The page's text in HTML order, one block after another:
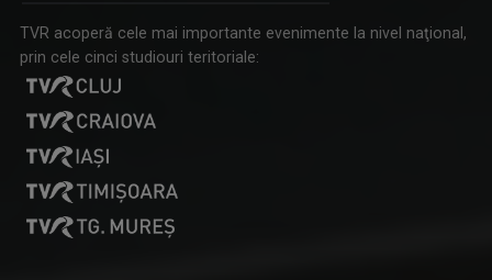
Un talk-show difuzat de luni până vineri de ...
COSTIN MIRON
Lucrează în Televiziunea Română din anul 1994 ...
TVR acoperă cele mai importante evenimente la nivel naţional,
prin cele cinci studiouri teritoriale: